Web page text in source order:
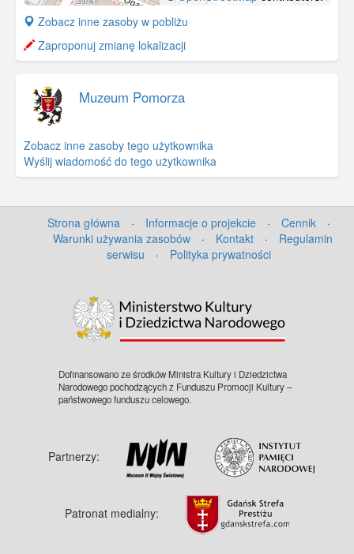
+
−
Zobacz inne zasoby w pobliżu
Zaproponuj zmianę lokalizacji
Muzeum Pomorza
Zobacz inne zasoby tego użytkownika
Wyślij wiadomość do tego użytkownika
Strona główna · Informacje o projekcie · Cennik
·
Warunki używania zasobów
· Kontakt ·
Regulamin
serwisu
· Polityka prywatności
Dofinansowano ze środków Ministra Kultury i Dziedzictwa
Narodowego pochodzących z Funduszu Promocji Kultury –
państwowego funduszu celowego.
Partnerzy:
Patronat medialny: